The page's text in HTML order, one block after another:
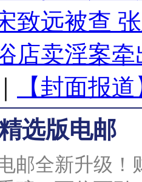
致远被查
店卖淫案
【封面报
选版电邮
邮全新升级